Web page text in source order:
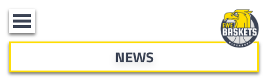
Toggle
navigation
NEWS